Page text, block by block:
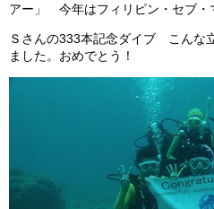
ビッグツアー
イベント
アー」 今年はフィリピン・セブ・
Ｓさんの333本記念ダイブ こんな
ました。おめでとう！